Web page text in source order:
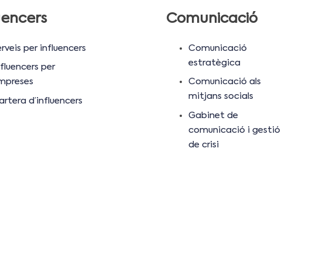
per influencers
per
d’influencers
Comunicació
Comunicació
estratègica
Comunicació als
mitjans socials
Gabinet de
comunicació i gestió
de crisi